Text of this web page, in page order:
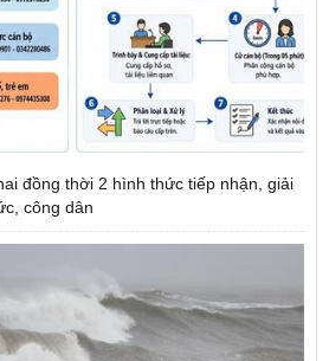
đồng thời 2 hình thức tiếp nhận, giải
công dân